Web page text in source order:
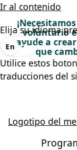
Ir al contenido
voluntario
ayude a
que
Logotipo del
Elija su idioma
En Es
Utilice estos
traducciones del